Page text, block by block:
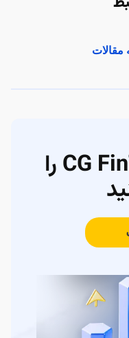
مقالات
معامله با CG FinTech را